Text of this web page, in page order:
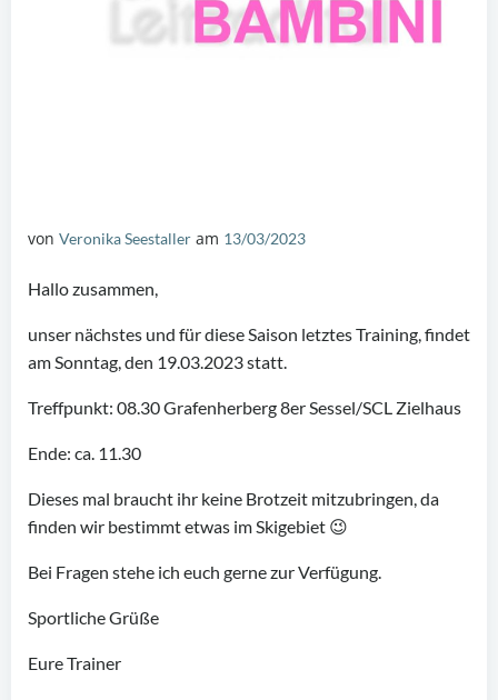
von Veronika Seestaller am 13/03/2023
Hallo zusammen,
unser nächstes und für diese Saison letztes Training, findet
am Sonntag, den 19.03.2023 statt.
Treffpunkt: 08.30 Grafenherberg 8er Sessel/SCL Zielhaus
Ende: ca. 11.30
Dieses mal braucht ihr keine Brotzeit mitzubringen, da
finden wir bestimmt etwas im Skigebiet 😉
Bei Fragen stehe ich euch gerne zur Verfügung.
Sportliche Grüße
Eure Trainer